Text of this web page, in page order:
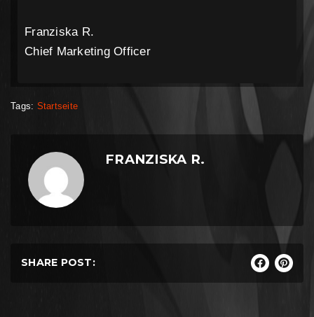
Franziska R.
Chief Marketing Officer
Tags: Startseite
FRANZISKA R.
SHARE POST: